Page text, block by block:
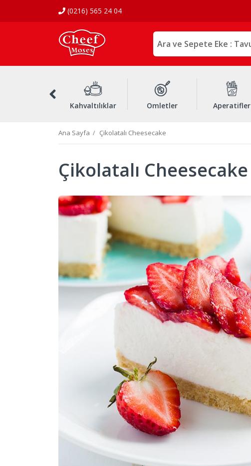
(0216) 565 24 04
Kahvaltılıklar Omletler Aperatifler
Ana Sayfa Çikolatalı Cheesecake
Çikolatalı Cheesecake